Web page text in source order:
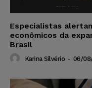
Especialistas
econômicos da
Brasil
Karina Silvério - 06/